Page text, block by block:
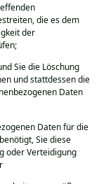
die es dem
der
Sie die Löschung
und stattdessen die
Daten
Daten für die
Sie diese
oder Verteidigung